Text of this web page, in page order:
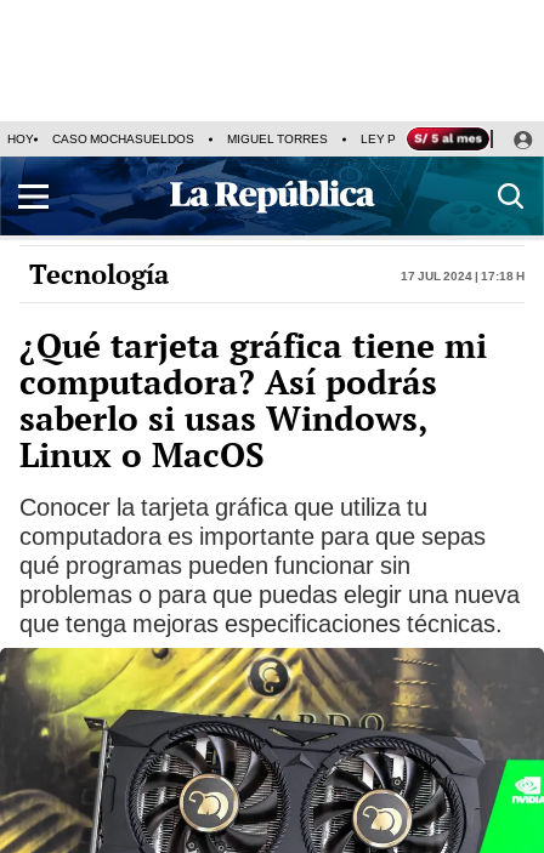
HOY CASO MOCHASUELDOS MIGUEL TORRES LEY PULPÍN PRECIO DEL
Tecnología 17 Jul 2024 | 17:18 h
¿Qué tarjeta gráfica tiene mi
computadora? Así podrás
saberlo si usas Windows,
Linux o MacOS
Conocer la tarjeta gráfica que utiliza tu
computadora es importante para que sepas
qué programas pueden funcionar sin
problemas o para que puedas elegir una nueva
que tenga mejoras especificaciones técnicas.